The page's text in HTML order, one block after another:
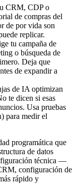
CRM, CDP o
de compras del
de por vida son
replicar.
tu campaña de
o búsqueda de
Deja que
de expandir a
de IA optimizan
te dicen si esas
Usa pruebas
para medir el
programática que
de datos
técnica —
configuración de
rápido y